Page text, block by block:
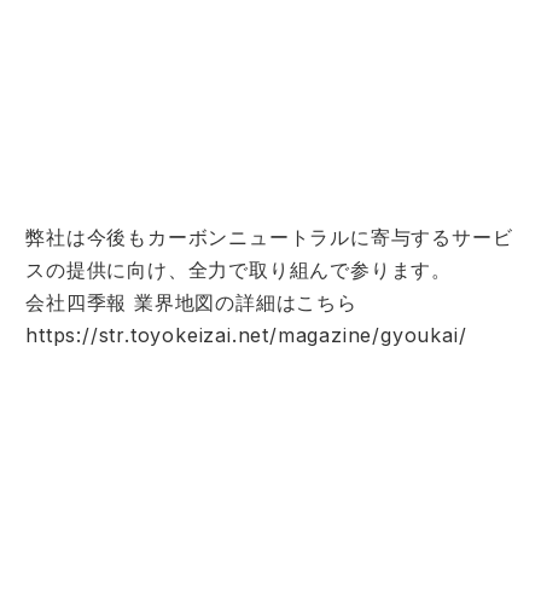
弊社は今後もカーボンニュートラルに寄与するサービ
スの提供に向け、全力で取り組んで参ります。
会社四季報 業界地図の詳細はこちら
https://str.toyokeizai.net/magazine/gyoukai/